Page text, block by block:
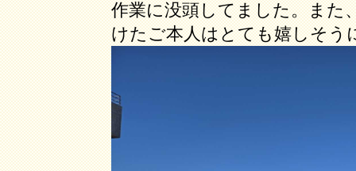
作業に没頭してました。また
けたご本人はとても嬉しそう